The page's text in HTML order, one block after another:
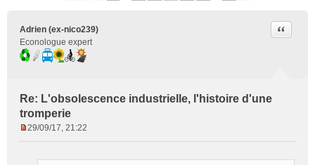
Adrien (ex-nico239)
Econologue expert
Re: L'obsolescence industrielle, l'histoire d'une
tromperie
Citer
29/09/17, 21:22